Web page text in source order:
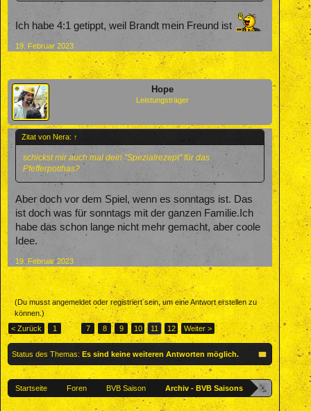
Ich habe 4:1 getippt, weil Brandt mein Freund ist
19. Februar 2023
Hope
Leistungsträger
Zitat von Nera: ↑
schickst mir auch mal dein "Spezialrezept" für das
Pfefferpotthas?
Aber doch vor dem Spiel, wenn es sonntags ist. Das
ist doch was für sonntags mit der ganzen Familie.Ich
habe das schon lange nicht mehr gemacht, aber coole
Idee.
19. Februar 2023
(Du musst angemeldet oder registriert sein, um eine Antwort erstellen zu
können.)
< Zurück
1 ← 7 8 9 10 11 12 Weiter >
Status des Themas: Es sind keine weiteren Antworten möglich.
Startseite Foren BVB Saison Archiv - BVB Saisons